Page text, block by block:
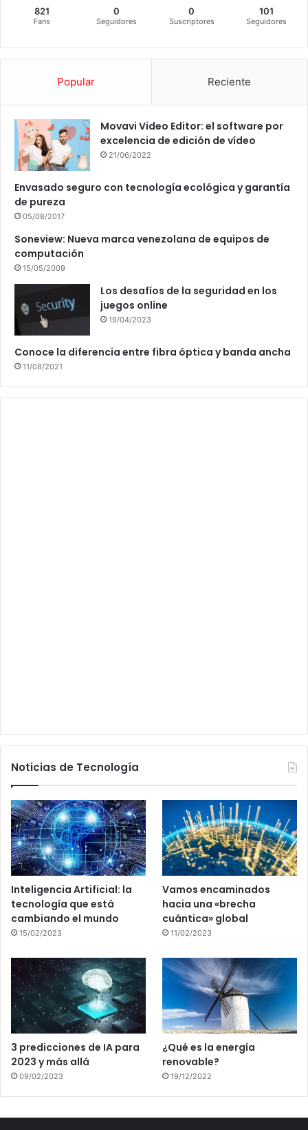
821
Fans
0
Seguidores
0
Suscriptores
101
Seguidores
Popular Reciente
Movavi Video Editor: el software por
excelencia de edición de vídeo
21/06/2022
Envasado seguro con tecnología ecológica y garantía
de pureza
05/08/2017
Soneview: Nueva marca venezolana de equipos de
computación
15/05/2009
Los desafíos de la seguridad en los
juegos online
19/04/2023
Conoce la diferencia entre fibra óptica y banda ancha
11/08/2021
Noticias de Tecnología
Inteligencia Artificial: la
tecnología que está
cambiando el mundo
15/02/2023
Vamos encaminados
hacia una «brecha
cuántica» global
11/02/2023
3 predicciones de IA para
2023 y más allá
09/02/2023
¿Qué es la energía
renovable?
19/12/2022